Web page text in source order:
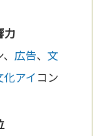
力
、広告、文
化アイコン